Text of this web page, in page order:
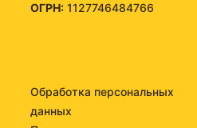
ОГРН: 1127746484766
Обработка персональных
данных